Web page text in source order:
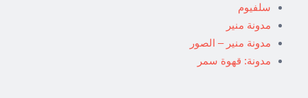
سلفيوم
مدونة منير
مدونة منير – الصور
مدونة: قهوة سمر